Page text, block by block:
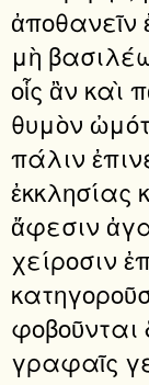
ἀποθανεῖν
μὴ
οἷς ἂν καὶ
θυμὸν
πάλιν
ἐκκλησίας
ἄφεσιν
χείροσιν
φοβοῦνται
γραφαῖς